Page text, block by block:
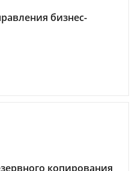
бизнес-
копирования